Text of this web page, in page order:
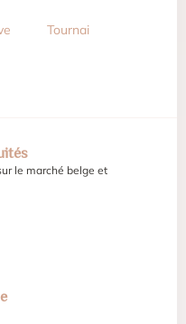
dans l’estimation,
objets précieux.